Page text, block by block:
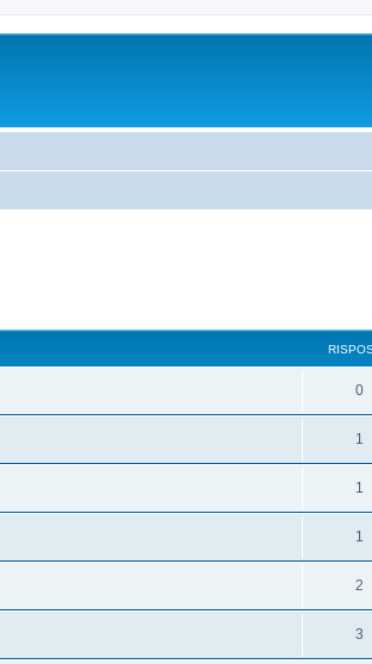
0
1
1
1
2
3